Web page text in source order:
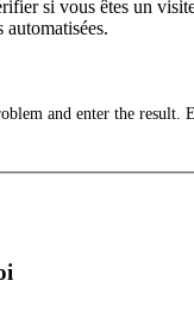
si vous êtes un
and enter the result.